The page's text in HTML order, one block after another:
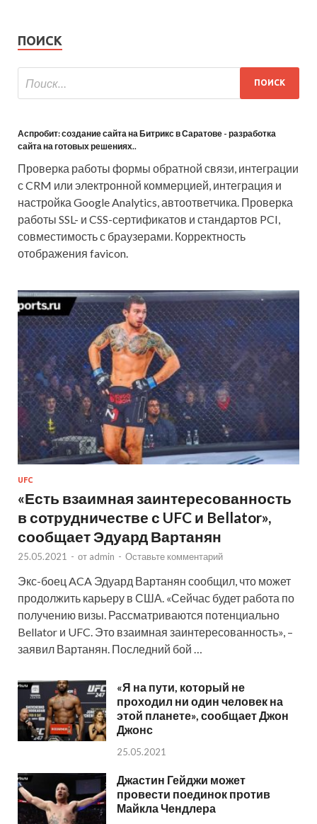
ПОИСК
Аспробит: создание сайта на Битрикс в Саратове - разработка
сайта на готовых решениях..
Проверка работы формы обратной связи, интеграции
с CRM или электронной коммерцией, интеграция и
настройка Google Analytics, автоответчика. Проверка
работы SSL- и CSS-сертификатов и стандартов PCI,
совместимость с браузерами. Корректность
отображения favicon.
UFC
«Есть взаимная заинтересованность
в сотрудничестве с UFC и Bellator»,
сообщает Эдуард Вартанян
25.05.2021 - от admin - Оставьте комментарий
Экс-боец ACA Эдуард Вартанян сообщил, что может
продолжить карьеру в США. «Сейчас будет работа по
получению визы. Рассматриваются потенциально
Bellator и UFC. Это взаимная заинтересованность», –
заявил Вартанян. Последний бой …
«Я на пути, который не
проходил ни один человек на
этой планете», сообщает Джон
Джонс
25.05.2021
Джастин Гейджи может
провести поединок против
Майкла Чендлера